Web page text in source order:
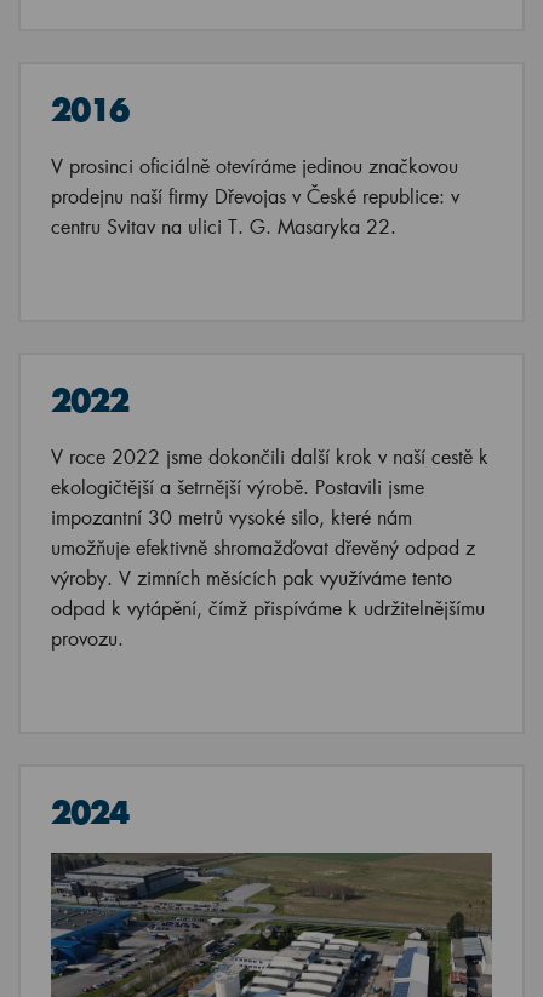
2016
V prosinci oficiálně otevíráme jedinou značkovou
prodejnu naší firmy Dřevojas v České republice: v
centru Svitav na ulici T. G. Masaryka 22.
2022
V roce 2022 jsme dokončili další krok v naší cestě k
ekologičtější a šetrnější výrobě. Postavili jsme
impozantní 30 metrů vysoké silo, které nám
umožňuje efektivně shromažďovat dřevěný odpad z
výroby. V zimních měsících pak využíváme tento
odpad k vytápění, čímž přispíváme k udržitelnějšímu
provozu.
2024